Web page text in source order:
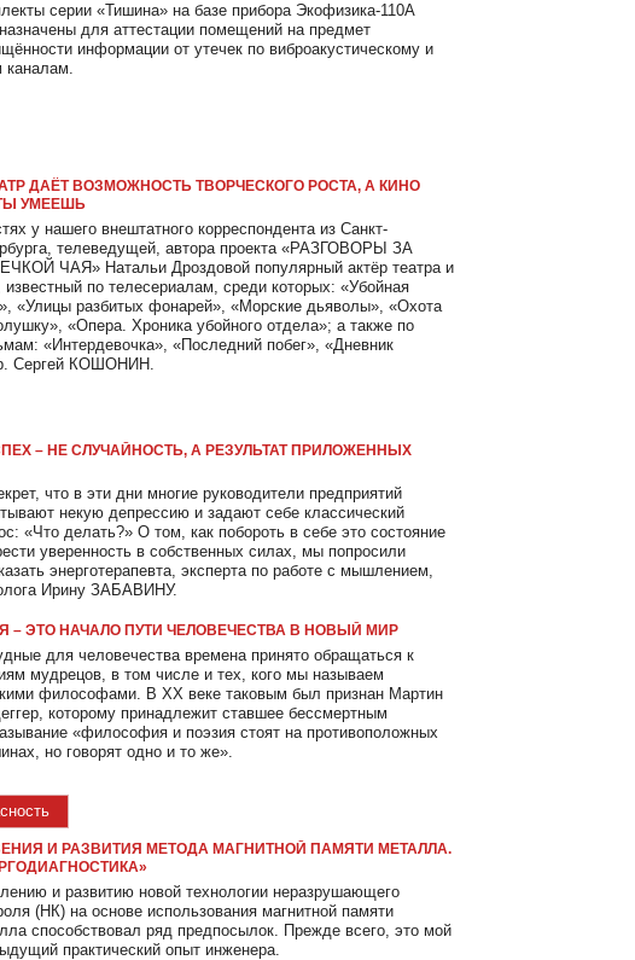
серии «Тишина» на базе прибора Экофизика-110А
для аттестации помещений на предмет
информации от утечек по виброакустическому и
каналам.
ДАЁТ ВОЗМОЖНОСТЬ ТВОРЧЕСКОГО РОСТА, А КИНО
УМЕЕШЬ
у нашего внештатного корреспондента из Санкт-
телеведущей, автора проекта «РАЗГОВОРЫ ЗА
ЧАЯ» Натальи Дроздовой популярный актёр театра и
известный по телесериалам, среди которых: «Убойная
«Улицы разбитых фонарей», «Морские дьяволы», «Охота
«Опера. Хроника убойного отдела»; а также по
«Интердевочка», «Последний побег», «Дневник
Сергей КОШОНИН.
– НЕ СЛУЧАЙНОСТЬ, А РЕЗУЛЬТАТ ПРИЛОЖЕННЫХ
что в эти дни многие руководители предприятий
некую депрессию и задают себе классический
«Что делать?» О том, как побороть в себе это состояние
уверенность в собственных силах, мы попросили
энерготерапевта, эксперта по работе с мышлением,
Ирину ЗАБАВИНУ.
– ЭТО НАЧАЛО ПУТИ ЧЕЛОВЕЧЕСТВА В НОВЫЙ МИР
для человечества времена принято обращаться к
мудрецов, в том числе и тех, кого мы называем
философами. В XX веке таковым был признан Мартин
которому принадлежит ставшее бессмертным
«философия и поэзия стоят на противоположных
но говорят одно и то же».
И РАЗВИТИЯ МЕТОДА МАГНИТНОЙ ПАМЯТИ МЕТАЛЛА.
и развитию новой технологии неразрушающего
(НК) на основе использования магнитной памяти
способствовал ряд предпосылок. Прежде всего, это мой
практический опыт инженера.